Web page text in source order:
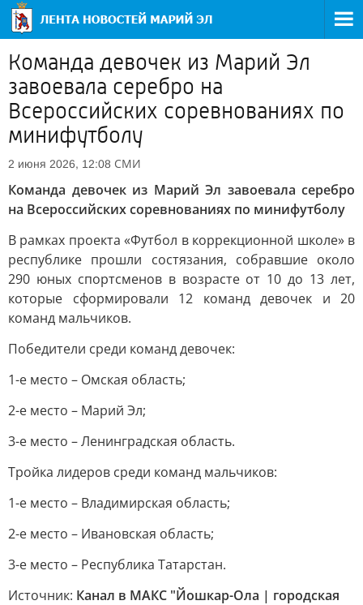
Команда девочек из Марий Эл
завоевала серебро на
Всероссийских соревнованиях по
минифутболу
2 июня 2026, 12:08 СМИ
Команда девочек из Марий Эл завоевала серебро
на Всероссийских соревнованиях по минифутболу
В рамках проекта «Футбол в коррекционной школе» в
республике прошли состязания, собравшие около
290 юных спортсменов в возрасте от 10 до 13 лет,
которые сформировали 12 команд девочек и 20
команд мальчиков.
Победители среди команд девочек:
1-е место – Омская область;
2-е место – Марий Эл;
3-е место – Ленинградская область.
Тройка лидеров среди команд мальчиков:
1-е место – Владимирская область;
2-е место – Ивановская область;
3-е место – Республика Татарстан.
Источник: Канал в МАКС "Йошкар-Ола | городская